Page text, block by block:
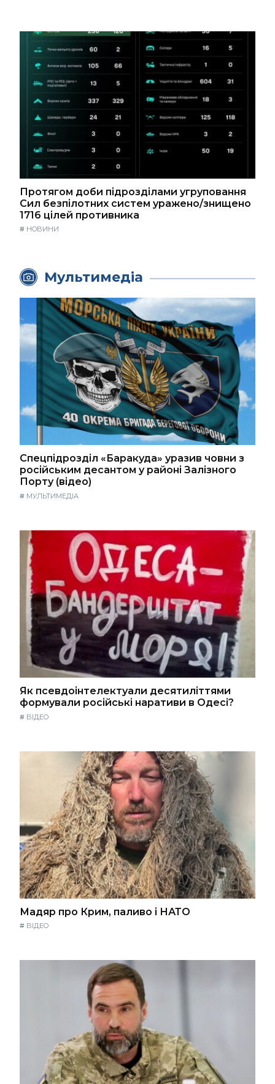
Протягом доби підрозділами угруповання
Сил безпілотних систем уражено/знищено
1716 цілей противника
# НОВИНИ
Мультимедіа
Спецпідрозділ «Баракуда» уразив човни з
російським десантом у районі Залізного
Порту (відео)
# МУЛЬТИМЕДІА
Як псевдоінтелектуали десятиліттями
формували російські наративи в Одесі?
# ВІДЕО
Мадяр про Крим, паливо і НАТО
# ВІДЕО